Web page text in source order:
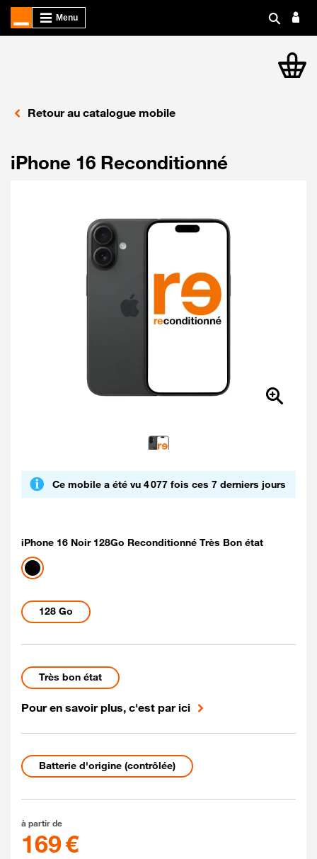
Retour au catalogue mobile
iPhone 16 Reconditionné
Ce mobile a été vu 4 077 fois ces 7 derniers jours
iPhone 16 Noir 128Go Reconditionné Très Bon état
Coloris disponibles
noir
Capacités disponibles
128 Go
Etat du mobile Reconditionné
Très bon état
Pour en savoir plus, c'est par ici
Etat de la batterie
Batterie d'origine (contrôlée)
à partir de
169 €